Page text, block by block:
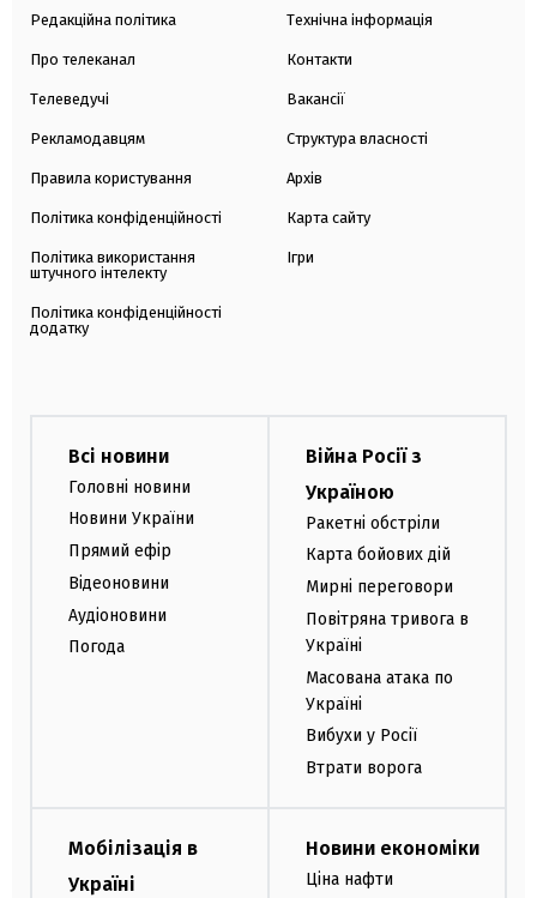
Редакційна політика
Про телеканал
Телеведучі
Рекламодавцям
Правила користування
Політика конфіденційності
Політика використання
штучного інтелекту
Політика конфіденційності
додатку
Технічна інформація
Контакти
Вакансії
Структура власності
Архів
Карта сайту
Ігри
Всі новини
Головні новини
Новини України
Прямий ефір
Відеоновини
Аудіоновини
Погода
Війна Росії з
Україною
Ракетні обстріли
Карта бойових дій
Мирні переговори
Повітряна тривога в
Україні
Масована атака по
Україні
Вибухи у Росії
Втрати ворога
Мобілізація в
Україні
Новини економіки
Ціна нафти